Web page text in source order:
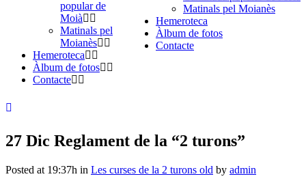
Matinals pel Moianès
Hemeroteca
Àlbum de fotos
Contacte
popular de
Moià
Matinals pel
Moianès
Hemeroteca
Àlbum de fotos
Contacte
27 Dic Reglament de la “2 turons”
Posted at 19:37h in Les curses de la 2 turons old by admin